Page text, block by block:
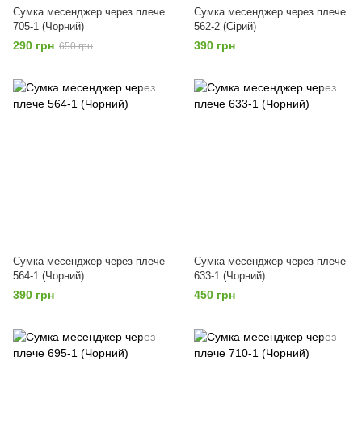
Сумка месенджер через плече
705-1 (Чорний)
290 грн 650 грн
Сумка месенджер через плече
562-2 (Сірий)
390 грн
Сумка месенджер через плече
564-1 (Чорний)
390 грн
Сумка месенджер через плече
633-1 (Чорний)
450 грн